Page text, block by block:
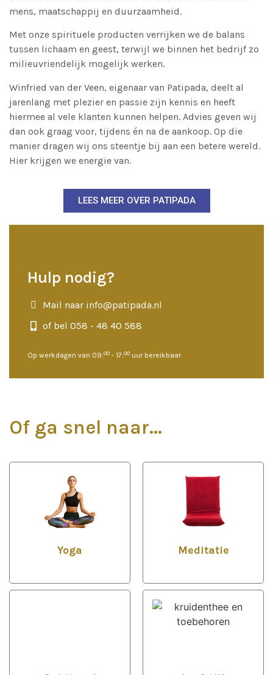
mens, maatschappij en duurzaamheid.
Met onze spirituele producten verrijken we de balans
tussen lichaam en geest, terwijl we binnen het bedrijf zo
milieuvriendelijk mogelijk werken.
Winfried van der Veen, eigenaar van Patipada, deelt al
jarenlang met plezier en passie zijn kennis en heeft
hiermee al vele klanten kunnen helpen. Advies geven wij
dan ook graag voor, tijdens én na de aankoop. Op die
manier dragen wij ons steentje bij aan een betere wereld.
Hier krijgen we energie van.
LEES MEER OVER PATIPADA
Hulp nodig?
Mail naar info@patipada.nl
of bel 058 - 48 40 588
Op werkdagen van 09:00 - 17:00 uur bereikbaar
Of ga snel naar...
Yoga Meditatie